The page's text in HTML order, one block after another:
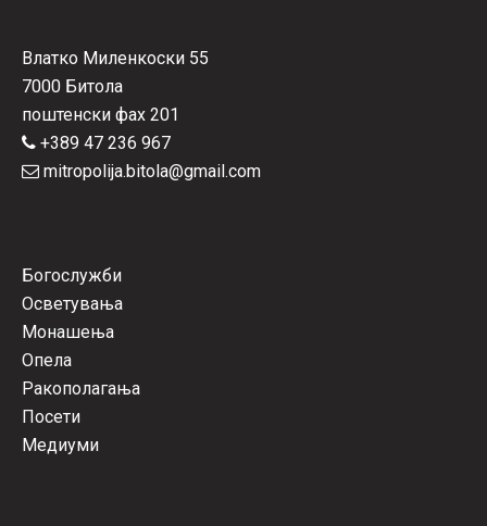
Влатко Миленкоски 55
7000 Битола
поштенски фах 201
+389 47 236 967
mitropolija.bitola@gmail.com
Богослужби
Осветувања
Монашења
Опела
Ракополагања
Посети
Медиуми